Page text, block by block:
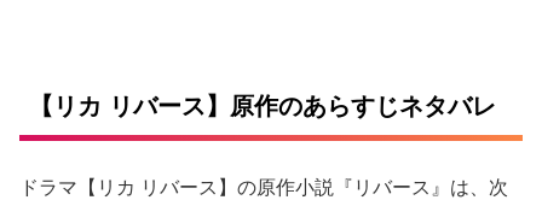
【リカ リバース】原作のあらすじネタバレ
ドラマ【リカ リバース】の原作小説『リバース』は、次